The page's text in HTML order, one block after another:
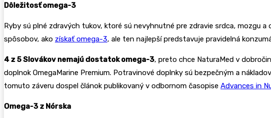
Dôležitosť omega-3
Ryby sú plné zdravých tukov, ktoré sú nevyhnutné pre zdravie srdca, mozgu
spôsobov, ako získať omega-3, ale ten najlepší predstavuje pravidelná
4 z 5 Slovákov nemajú dostatok omega-3, preto chce NaturaMed v
doplnok OmegaMarine Premium. Potravinové doplnky sú bezpečným a
tomuto záveru dospel článok publikovaný v odbornom časopise Advances in
Omega-3 z Nórska